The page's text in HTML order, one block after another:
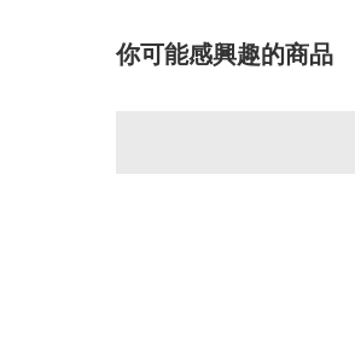
你可能感興趣的商品